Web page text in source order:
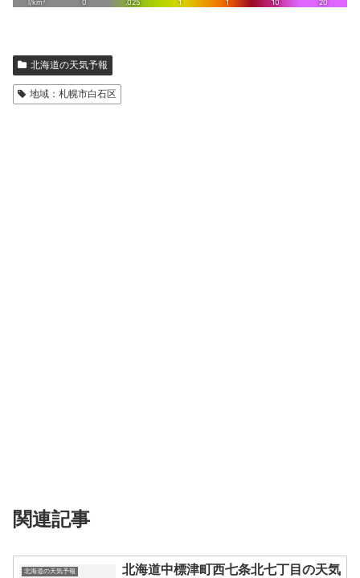
北海道の天気予報
地域：札幌市白石区
関連記事
北海道の天気予報
北海道中標津町西七条北七丁目の天気